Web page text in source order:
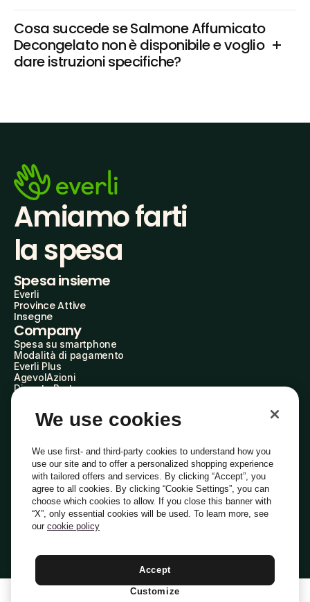
Cosa succede se Salmone Affumicato
Decongelato non è disponibile e voglio
dare istruzioni specifiche?
Amiamo farti
la spesa
Spesa insieme
Everli
Province Attive
Insegne
Company
Spesa su smartphone
Modalità di pagamento
Everli Plus
AgevolAzioni
Diventa Partner
Everli Shoppers
About Us
Everli News
Domande frequenti
Lavora con noi
Diventa Shopper
Investitori
PrivacyCookiePreferenze Cookie
Termini e CondizioniCodice Etico
Indirizzo PEC: everli@pec.it - indirizzo DPO: dpo@everli.com
Italiano
We use cookies
We use first- and third-party cookies to understand how you
use our site and to offer a personalized shopping experience
with tailored offers and services. By clicking “Accept”, you
agree to all cookies. By clicking “Cookie Settings”, you can
choose which cookies to allow. If you close this banner with
“X”, only essential cookies will be used. To learn more, see
our cookie policy
Accept
Customize